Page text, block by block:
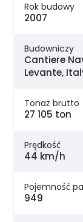
Rok budowy
2007
Budowniczy
Cantiere
Levante,
Tonaż brutto
27 105 ton
Prędkość
44 km/h
Pojemność
949